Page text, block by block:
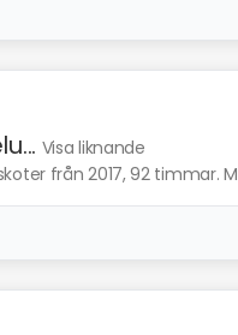
Visa liknande
från 2017, 92 timmar.